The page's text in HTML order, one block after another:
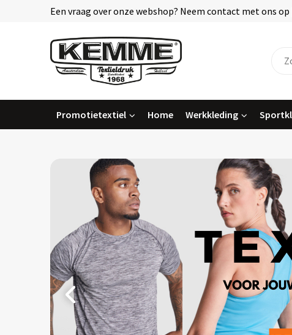
Een vraag over onze webshop? Neem contact met ons
Promotietextiel Home Werkkleding
Prev
Prev